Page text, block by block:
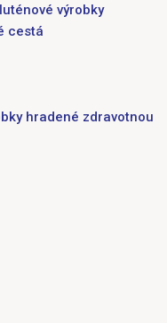
výrobky
cestá
hradené zdravotnou